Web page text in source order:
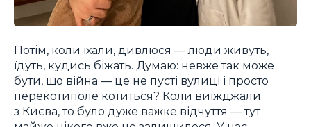
Потім, коли їхали, дивлюся — люди живуть,
їдуть, кудись біжать. Думаю: невже так може
бути, що війна — це не пусті вулиці і просто
перекотиполе котиться? Коли виїжджали
з Києва, то було дуже важке відчуття — тут